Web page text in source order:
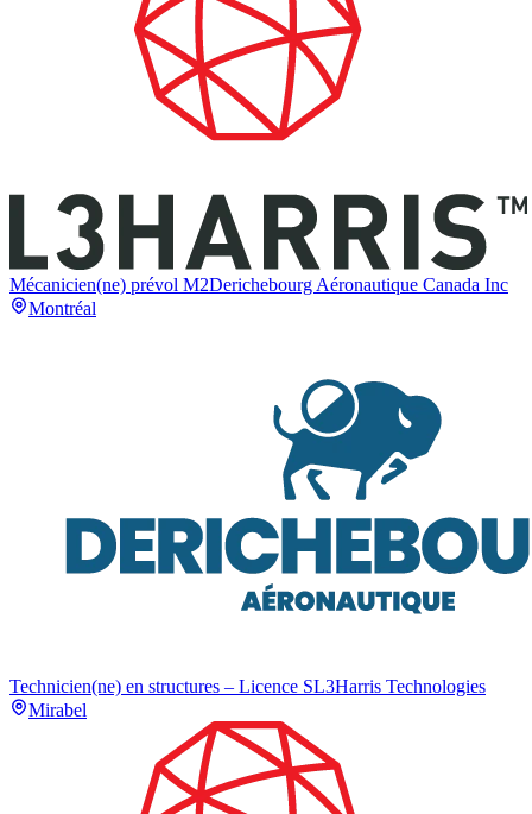
Mécanicien(ne) prévol M2Derichebourg Aéronautique Canada Inc
Montréal
Technicien(ne) en structures – Licence SL3Harris Technologies
Mirabel